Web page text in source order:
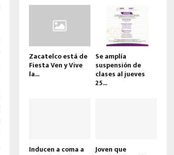
Zacatelco está de
Fiesta Ven y Vive
la...
Se amplía
suspensión de
clases al jueves
25...
Inducen a coma a Joven que